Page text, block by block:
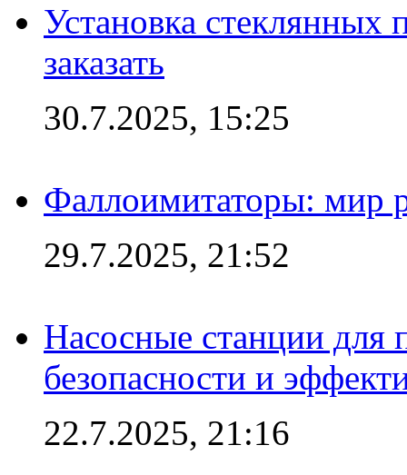
Установка стеклянных
заказать
30.7.2025, 15:25
Фаллоимитаторы: мир
29.7.2025, 21:52
Насосные станции для
безопасности и
22.7.2025, 21:16